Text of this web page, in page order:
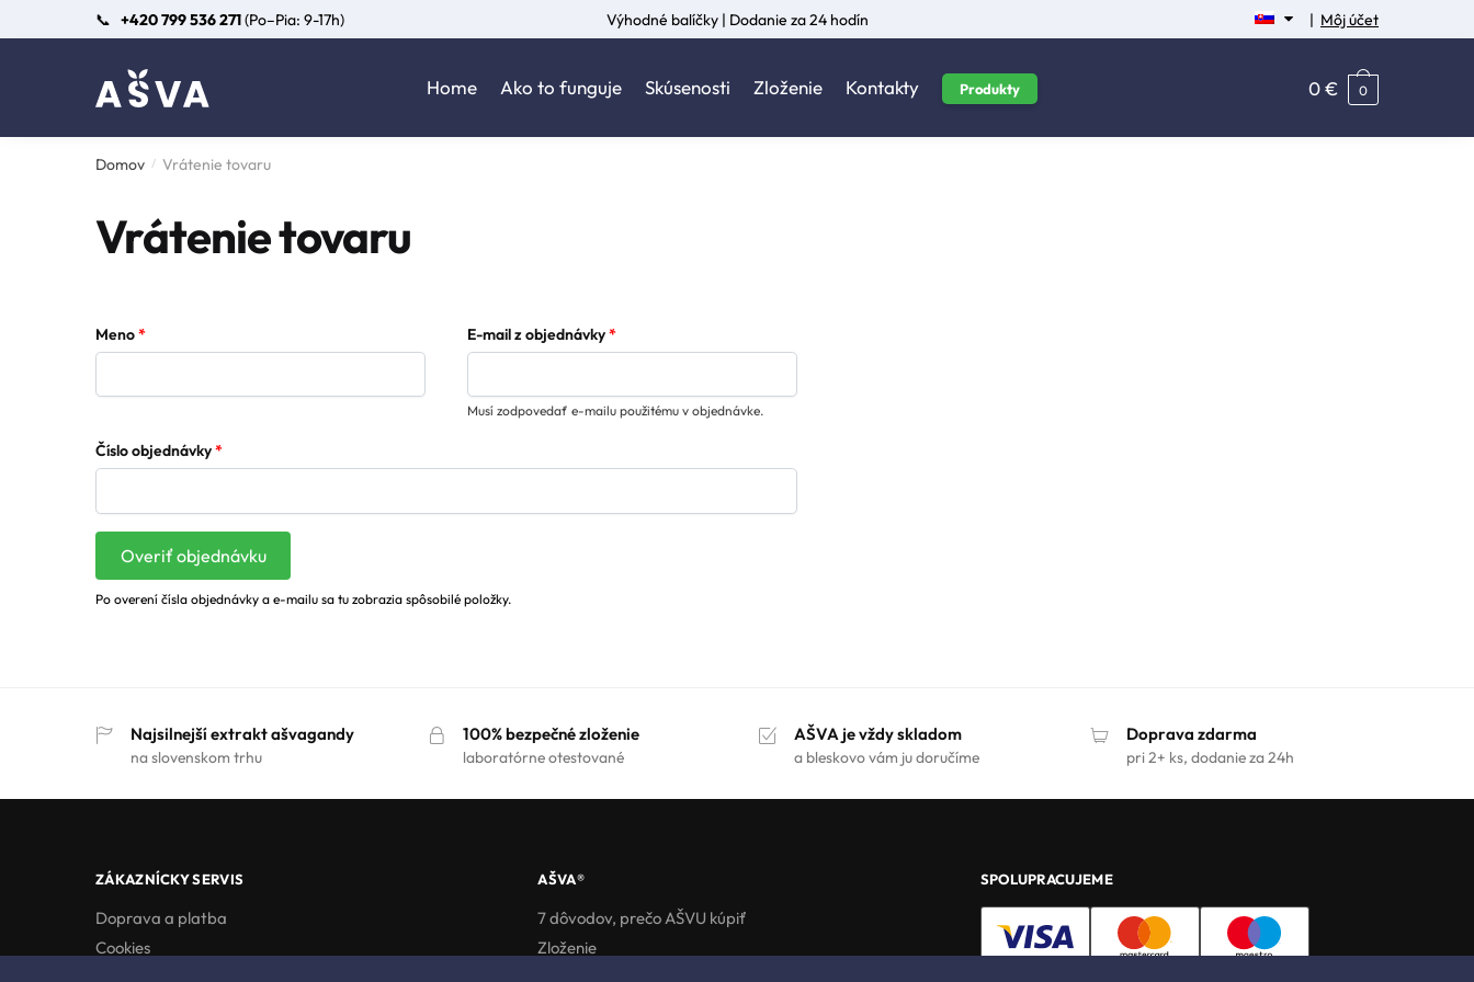
to
to
📞 +420 799 536 271(Po–Pia: 9-17h) Výhodné balíčky | Dodanie za 24 hodín | Môj účet
Home Ako to funguje Skúsenosti Zloženie Kontakty Produkty 0€ 0
Domov / Vrátenie tovaru
Vrátenie tovaru
Meno* E-mail z objednávky*
Musí zodpovedať e-mailu použitému v objednávke.
Číslo objednávky*
Overiť objednávku
Po overení čísla objednávky a e-mailu sa tu zobrazia spôsobilé položky.
Najsilnejší extrakt ašvagandy
na slovenskom trhu
100% bezpečné zloženie
laboratórne otestované
AŠVA je vždy skladom
a bleskovo vám ju doručíme
Doprava zdarma
pri 2+ ks, dodanie za 24h
ZÁKAZNÍCKY SERVIS
Doprava a platba
Cookies
AŠVA®
7 dôvodov, prečo AŠVU kúpiť
Zloženie
SPOLUPRACUJEME